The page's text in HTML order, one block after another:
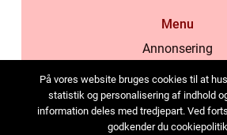
Menu
Annonsering
Cookies
Kontakta oss
På vores website bruges cookies til at
statistik og personalisering af indhold
information deles med tredjepart. Ved
godkender du